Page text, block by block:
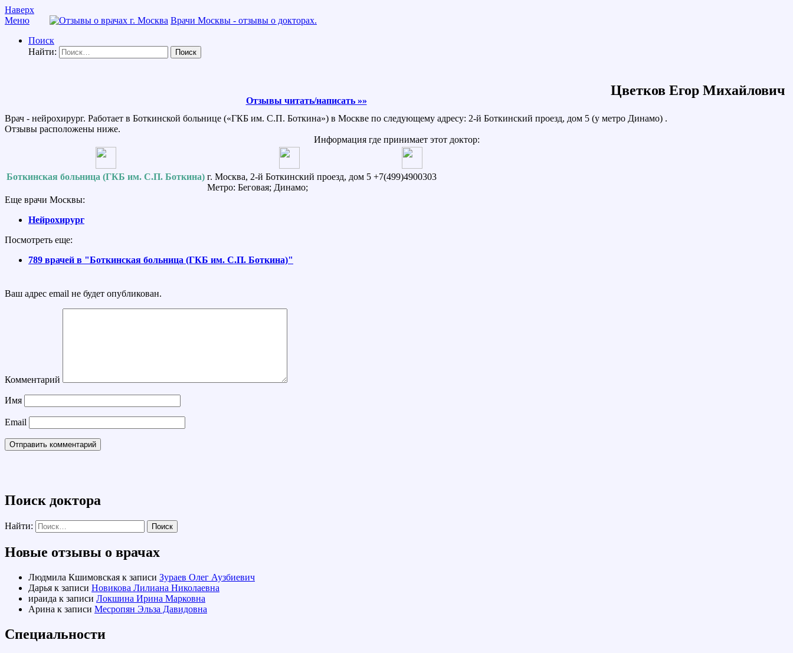
Наверх
Меню
Врачи Москвы - отзывы о докторах.
Поиск
Найти:
Отзывы читать/написать »»
Цветков Егор Михайлович
Врач - нейрохирург. Работает в Боткинской больнице («ГКБ им. С.П. Боткина») в Москве по следующему адресу: 2-й Боткинский проезд, дом 5 (у метро Динамо) .
Отзывы расположены ниже.
Информация где принимает этот доктор:
Боткинская больница (ГКБ им. С.П. Боткина) г. Москва, 2-й Боткинский проезд, дом 5
Метро: Беговая; Динамо;
+7(499)4900303
Еще врачи Москвы:
Нейрохирург
Посмотреть еще:
789 врачей в "Боткинская больница (ГКБ им. С.П. Боткина)"
Ваш адрес email не будет опубликован.
Комментарий
Имя
Email
Поиск доктора
Найти:
Новые отзывы о врачах
Людмила Кшимовская к записи Зураев Олег Аузбиевич
Дарья к записи Новикова Лилиана Николаевна
ираида к записи Локшина Ирина Марковна
Арина к записи Месропян Эльза Давидовна
Специальности